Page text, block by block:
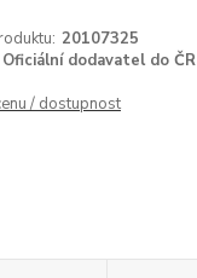
20107325
Oficiální dodavatel do ČR
/ dostupnost